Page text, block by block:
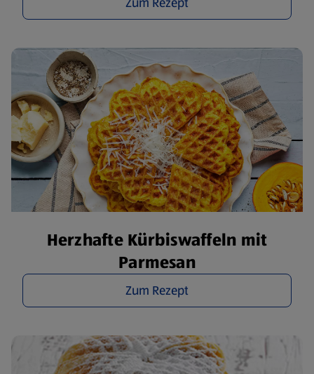
Herzhafte Kürbiswaffeln mit
Parmesan
Zum Rezept